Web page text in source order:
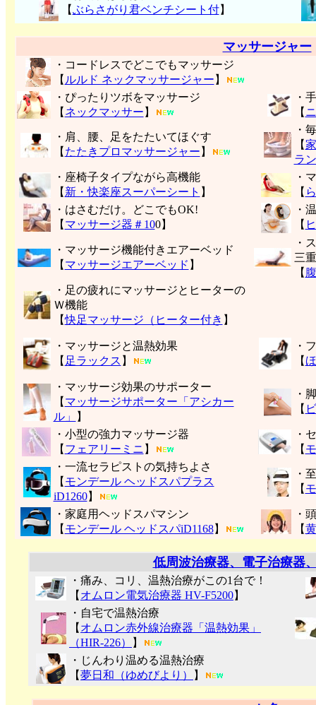
【ぶらさがり君ベンチシート付】
マッサージャー
・コードレスでどこでもマッサージ
【 ルルド ネックマッサージャー 】
・ぴったりツボをマッサージ
【 ネックマッサー 】
・
【
・肩、腰、足をたたいてほぐす
【 たたきプロマッサージャー 】
・
【
ラ
・座椅子タイプながら高機能
【 新・快楽座スーパーシート 】
・
【
・はさむだけ。どこでもOK!
【 マッサージ器＃100】
・
【
・マッサージ機能付きエアーベッド
【 マッサージエアーベッド 】
・
三
【
・足の疲れにマッサージとヒーターの
Ｗ機能
【快足マッサージ（ヒーター付き 】
・マッサージと温熱効果
【 足ラックス 】
・
【
・マッサージ効果のサポーター
【 マッサージサポーター「アシカー
ル」
】
・
【
・小型の強力マッサージ器
【 フェアリーミニ 】
・
【
・一流セラピストの気持ちよさ
【 モンデール ヘッドスパプラス
iD1260】
・
【
・家庭用ヘッドスパマシン
【 モンデール ヘッドスパiD1168】
・
【
低周波治療器、電子治療器
・痛み、コリ、温熱治療がこの1台で！
【 オムロン電気治療器 HV-F5200】
・自宅で温熱治療
【 オムロン赤外線治療器「温熱効果」
（HIR-226）
】
・じんわり温める温熱治療
【夢日和（ゆめびより） 】